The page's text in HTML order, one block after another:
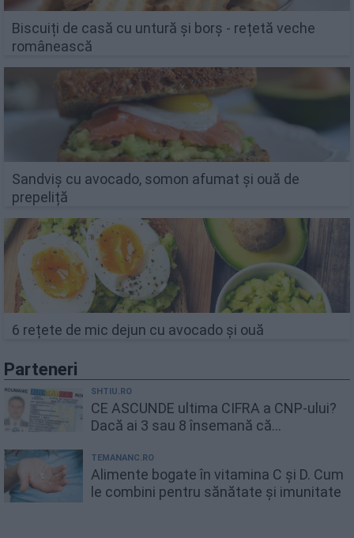
Biscuiți de casă cu untură și borș - rețetă veche
românească
Sandviș cu avocado, somon afumat și ouă de
prepeliță
6 rețete de mic dejun cu avocado și ouă
Parteneri
SHTIU.RO
CE ASCUNDE ultima CIFRA a CNP-ului?
Dacă ai 3 sau 8 însemană că...
TEMANANC.RO
Alimente bogate în vitamina C și D. Cum
le combini pentru sănătate și imunitate